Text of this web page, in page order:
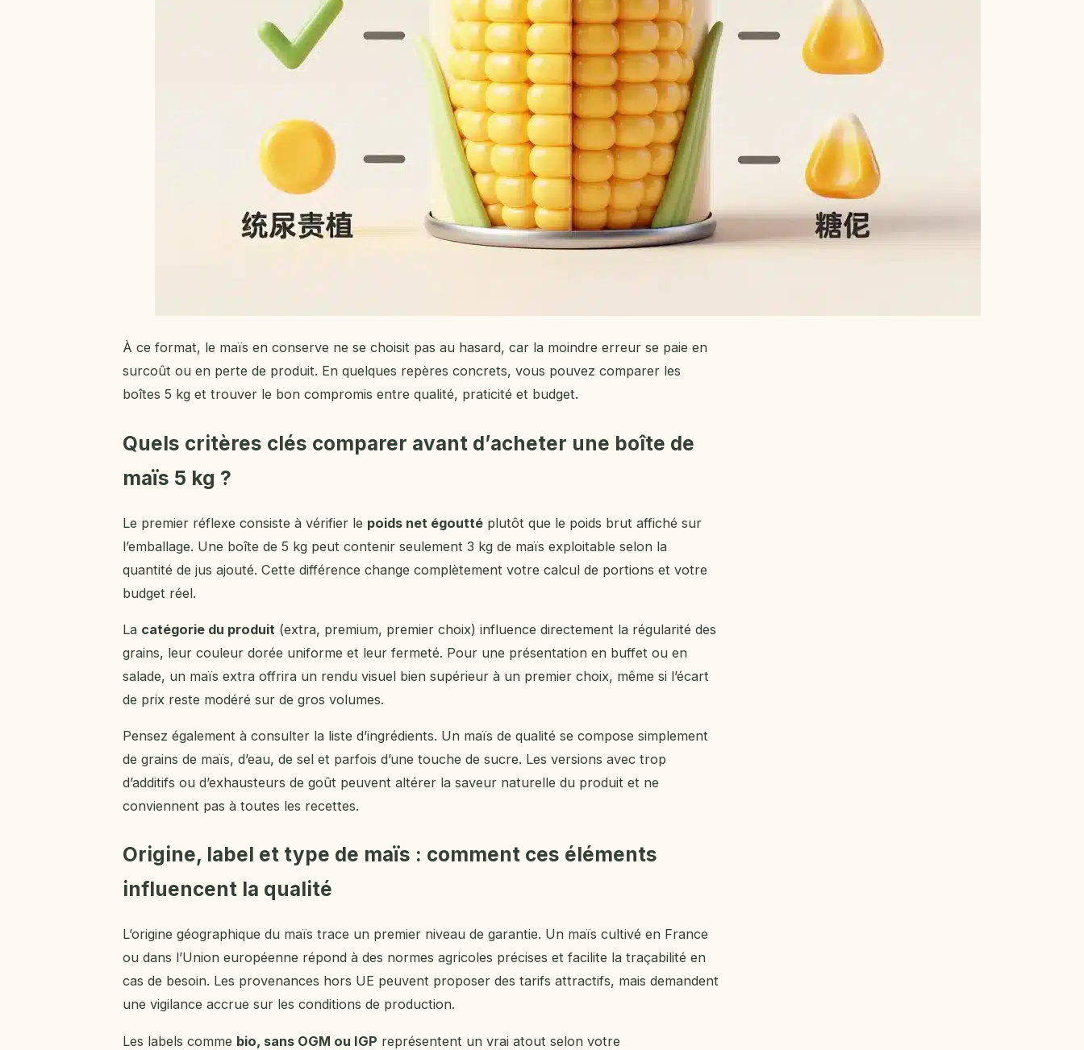
À ce format, le maïs en conserve ne se choisit pas au hasard, car la moindre erreur se paie en
surcoût ou en perte de produit. En quelques repères concrets, vous pouvez comparer les
boîtes 5 kg et trouver le bon compromis entre qualité, praticité et budget.
Quels critères clés comparer avant d’acheter une boîte de
maïs 5 kg ?
Le premier réflexe consiste à vérifier le poids net égoutté plutôt que le poids brut affiché sur
l’emballage. Une boîte de 5 kg peut contenir seulement 3 kg de maïs exploitable selon la
quantité de jus ajouté. Cette différence change complètement votre calcul de portions et votre
budget réel.
La catégorie du produit (extra, premium, premier choix) influence directement la régularité des
grains, leur couleur dorée uniforme et leur fermeté. Pour une présentation en buffet ou en
salade, un maïs extra offrira un rendu visuel bien supérieur à un premier choix, même si l’écart
de prix reste modéré sur de gros volumes.
Pensez également à consulter la liste d’ingrédients. Un maïs de qualité se compose simplement
de grains de maïs, d’eau, de sel et parfois d’une touche de sucre. Les versions avec trop
d’additifs ou d’exhausteurs de goût peuvent altérer la saveur naturelle du produit et ne
conviennent pas à toutes les recettes.
Origine, label et type de maïs : comment ces éléments
influencent la qualité
L’origine géographique du maïs trace un premier niveau de garantie. Un maïs cultivé en France
ou dans l’Union européenne répond à des normes agricoles précises et facilite la traçabilité en
cas de besoin. Les provenances hors UE peuvent proposer des tarifs attractifs, mais demandent
une vigilance accrue sur les conditions de production.
Les labels comme bio, sans OGM ou IGP représentent un vrai atout selon votre